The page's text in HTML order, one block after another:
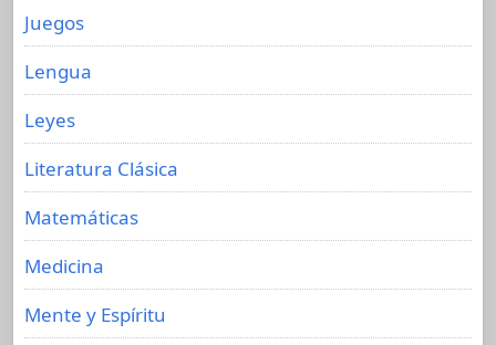
Juegos
Lengua
Leyes
Literatura Clásica
Matemáticas
Medicina
Mente y Espíritu